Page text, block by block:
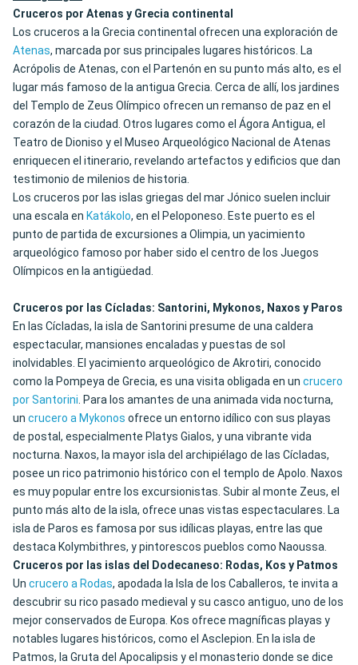
Cruceros por Atenas y Grecia continental
Los cruceros a la Grecia continental ofrecen una exploración de
Atenas, marcada por sus principales lugares históricos. La
Acrópolis de Atenas, con el Partenón en su punto más alto, es el
lugar más famoso de la antigua Grecia. Cerca de allí, los jardines
del Templo de Zeus Olímpico ofrecen un remanso de paz en el
corazón de la ciudad. Otros lugares como el Ágora Antigua, el
Teatro de Dioniso y el Museo Arqueológico Nacional de Atenas
enriquecen el itinerario, revelando artefactos y edificios que dan
testimonio de milenios de historia.
Los cruceros por las islas griegas del mar Jónico suelen incluir
una escala en Katákolo, en el Peloponeso. Este puerto es el
punto de partida de excursiones a Olimpia, un yacimiento
arqueológico famoso por haber sido el centro de los Juegos
Olímpicos en la antigüedad.
Cruceros por las Cícladas: Santorini, Mykonos, Naxos y Paros
En las Cícladas, la isla de Santorini presume de una caldera
espectacular, mansiones encaladas y puestas de sol
inolvidables. El yacimiento arqueológico de Akrotiri, conocido
como la Pompeya de Grecia, es una visita obligada en un crucero
por Santorini. Para los amantes de una animada vida nocturna,
un crucero a Mykonos ofrece un entorno idílico con sus playas
de postal, especialmente Platys Gialos, y una vibrante vida
nocturna. Naxos, la mayor isla del archipiélago de las Cícladas,
posee un rico patrimonio histórico con el templo de Apolo. Naxos
es muy popular entre los excursionistas. Subir al monte Zeus, el
punto más alto de la isla, ofrece unas vistas espectaculares. La
isla de Paros es famosa por sus idílicas playas, entre las que
destaca Kolymbithres, y pintorescos pueblos como Naoussa.
Cruceros por las islas del Dodecaneso: Rodas, Kos y Patmos
Un crucero a Rodas, apodada la Isla de los Caballeros, te invita a
descubrir su rico pasado medieval y su casco antiguo, uno de los
mejor conservados de Europa. Kos ofrece magníficas playas y
notables lugares históricos, como el Asclepion. En la isla de
Patmos, la Gruta del Apocalipsis y el monasterio donde se dice